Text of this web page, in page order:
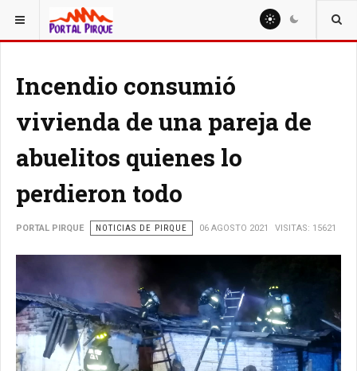
ESTÁ AQUÍ: NOTICIAS
Incendio consumió
vivienda de una pareja de
abuelitos quienes lo
perdieron todo
PORTAL PIRQUE NOTICIAS DE PIRQUE 06 AGOSTO 2021 VISITAS: 15621